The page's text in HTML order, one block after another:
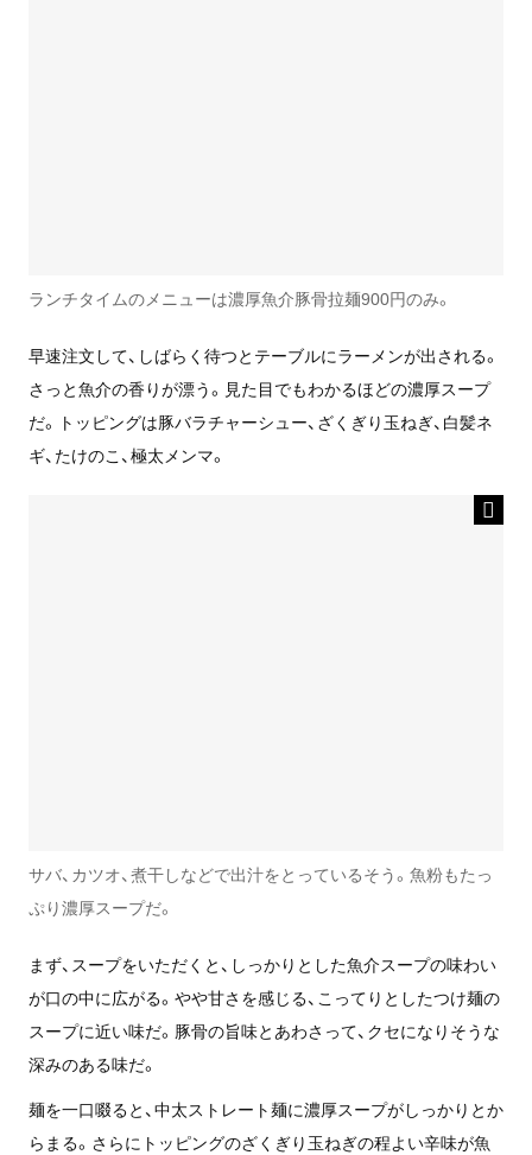
ランチタイムのメニューは濃厚魚介豚骨拉麺900円のみ。
早速注文して、しばらく待つとテーブルにラーメンが出される。
さっと魚介の香りが漂う。見た目でもわかるほどの濃厚スープ
だ。トッピングは豚バラチャーシュー、ざくぎり玉ねぎ、白髪ネ
ギ、たけのこ、極太メンマ。
サバ、カツオ、煮干しなどで出汁をとっているそう。魚粉もたっ
ぷり濃厚スープだ。
まず、スープをいただくと、しっかりとした魚介スープの味わい
が口の中に広がる。やや甘さを感じる、こってりとしたつけ麺の
スープに近い味だ。豚骨の旨味とあわさって、クセになりそうな
深みのある味だ。
麺を一口啜ると、中太ストレート麺に濃厚スープがしっかりとか
らまる。さらにトッピングのざくぎり玉ねぎの程よい辛味が魚